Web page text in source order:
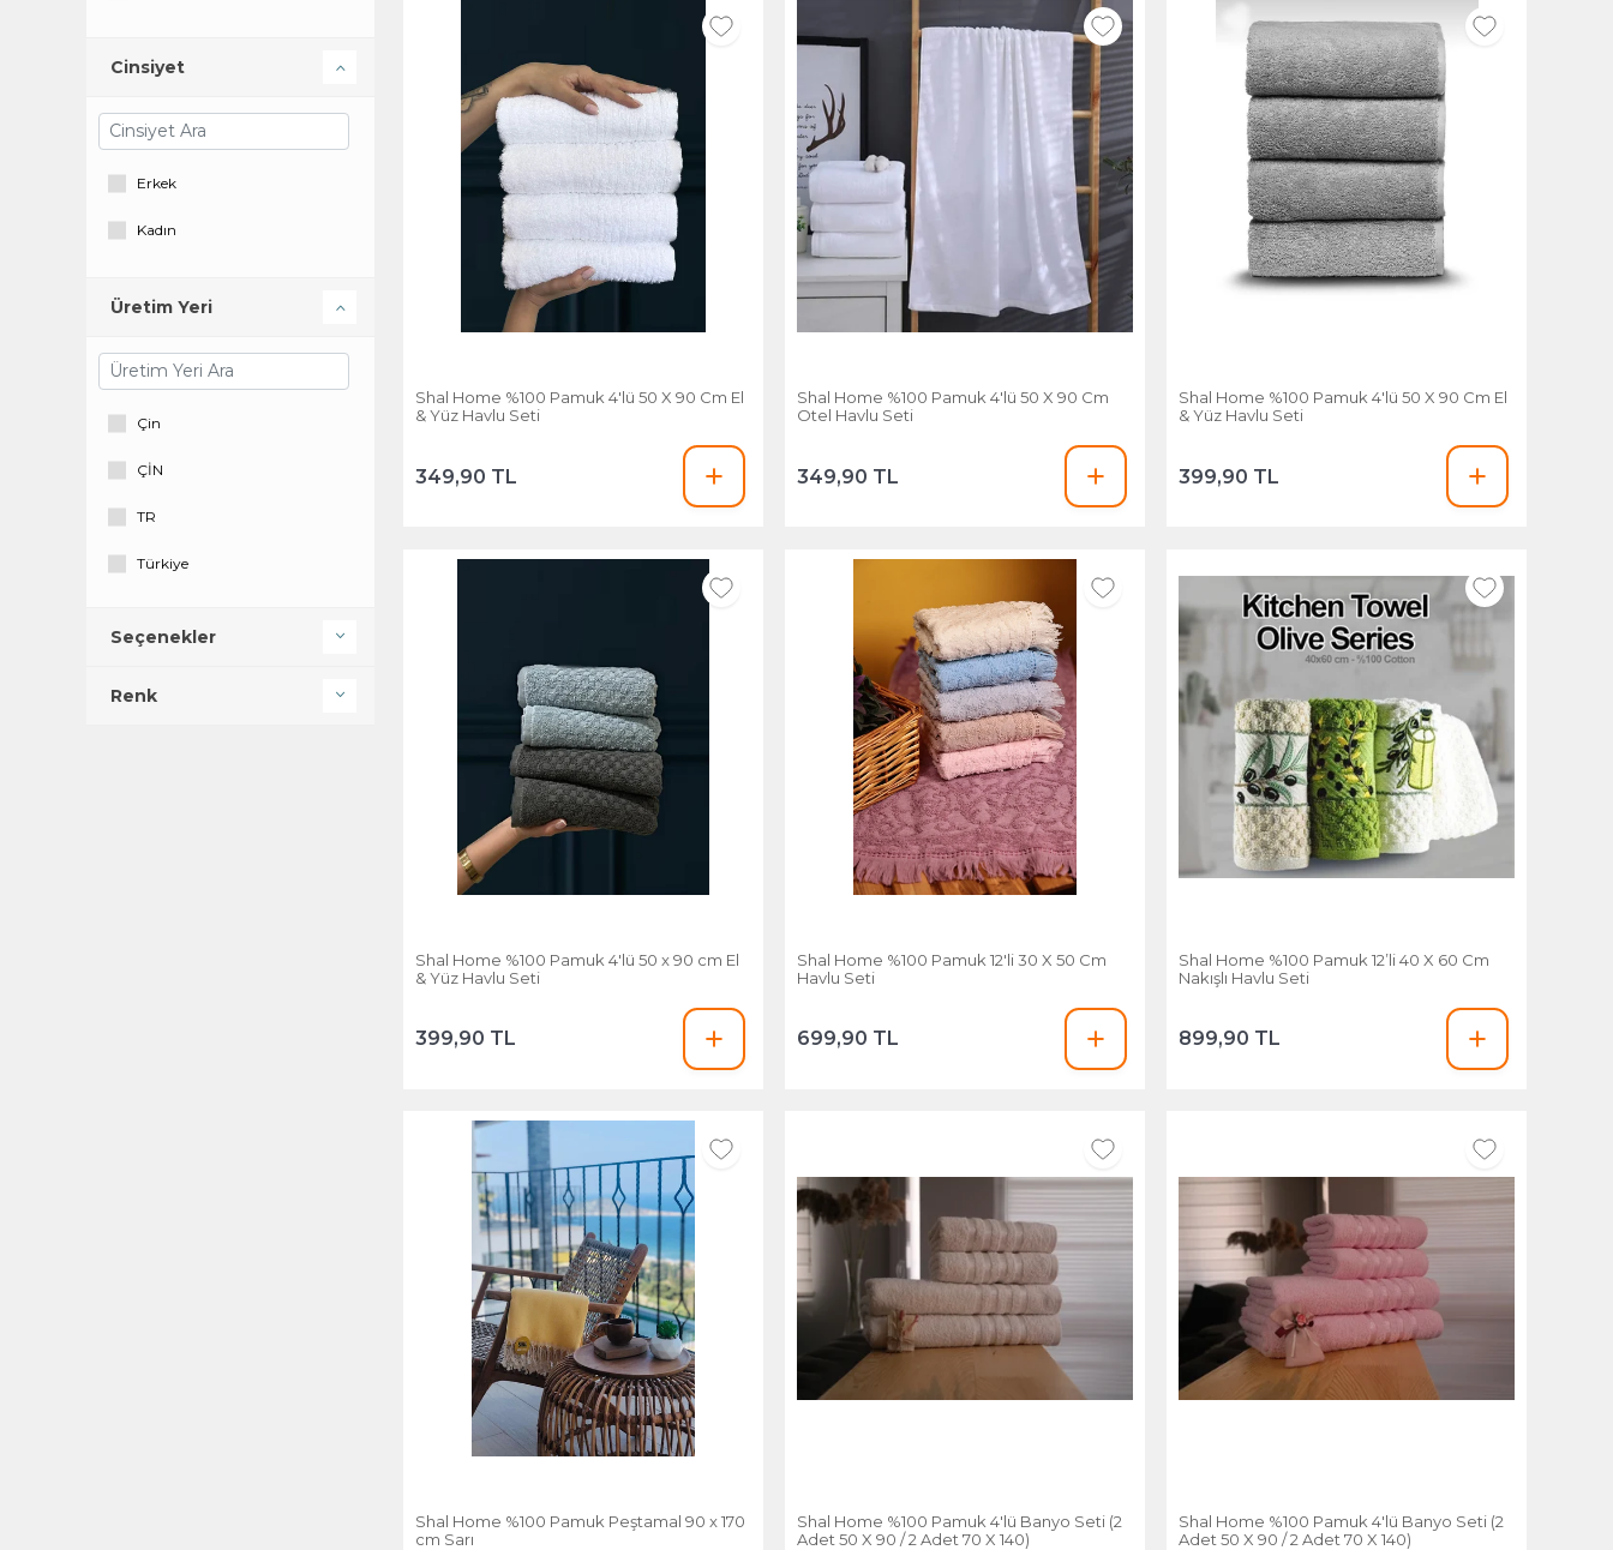
Shal Home %100 Pamuk 4'lü 50 X 90 Cm El
& Yüz Havlu Seti
349,90 TL
Shal Home %100 Pamuk 4'lü 50 X 90 Cm
Otel Havlu Seti
349,90 TL
Shal Home %100 Pamuk 4'lü 50 X 90 Cm El
& Yüz Havlu Seti
399,90 TL
Shal Home %100 Pamuk 4'lü 50 x 90 cm El
& Yüz Havlu Seti
399,90 TL
Shal Home %100 Pamuk 12'li 30 X 50 Cm
Havlu Seti
699,90 TL
Shal Home %100 Pamuk 12’li 40 X 60 Cm
Nakışlı Havlu Seti
899,90 TL
Shal Home %100 Pamuk Peştamal 90 x 170
cm Sarı
Shal Home %100 Pamuk 4'lü Banyo Seti (2
Adet 50 X 90 / 2 Adet 70 X 140)
Shal Home %100 Pamuk 4'lü Banyo Seti (2
Adet 50 X 90 / 2 Adet 70 X 140)
Roll-up
Shal Home
Soi Home
YORKADESIGN
Cinsiyet
Erkek
Kadın
Üretim Yeri
Çin
ÇİN
TR
Türkiye
Seçenekler
Renk